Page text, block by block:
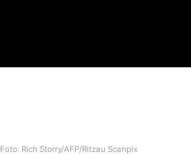
Foto: Rich Storry/AFP/Ritzau Scanpix